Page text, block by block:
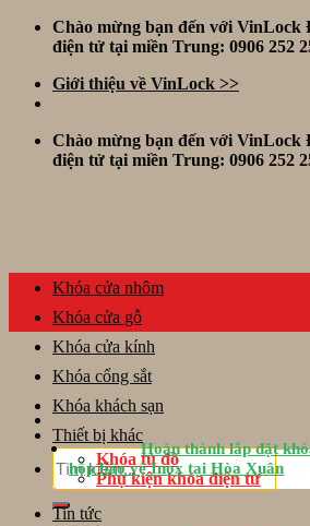
Skip
Chào mừng bạn đến với VinLock
điện tử tại miền Trung: 0906 252
Giới thiệu về VinLock >>
Chào mừng bạn đến với VinLock
điện tử tại miền Trung: 0906 252
Tìm
kiếm:
Khóa cửa nhôm
Khóa cửa gỗ
Khóa cửa kính
Khóa cổng sắt
Khóa khách sạn
Thiết bị khác
Khóa tủ đồ
Phụ kiện khóa điện tử
Tin tức
Hoàn thành lắp đặt
hộp bảo vệ Inox tại Hòa Xuân